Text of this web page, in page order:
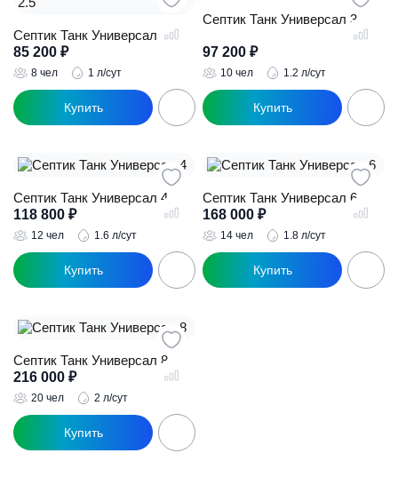
Септик Танк Универсал 2.5
85 200 ₽
8 чел 1 л/сут
Септик Танк Универсал 3
97 200 ₽
10 чел 1.2 л/сут
Септик Танк Универсал 4
118 800 ₽
12 чел 1.6 л/сут
Септик Танк Универсал 6
168 000 ₽
14 чел 1.8 л/сут
Септик Танк Универсал 8
216 000 ₽
20 чел 2 л/сут